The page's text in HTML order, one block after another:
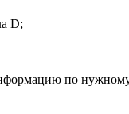
D;
по